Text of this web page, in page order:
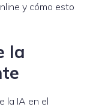
y cómo esto
la
la IA en el